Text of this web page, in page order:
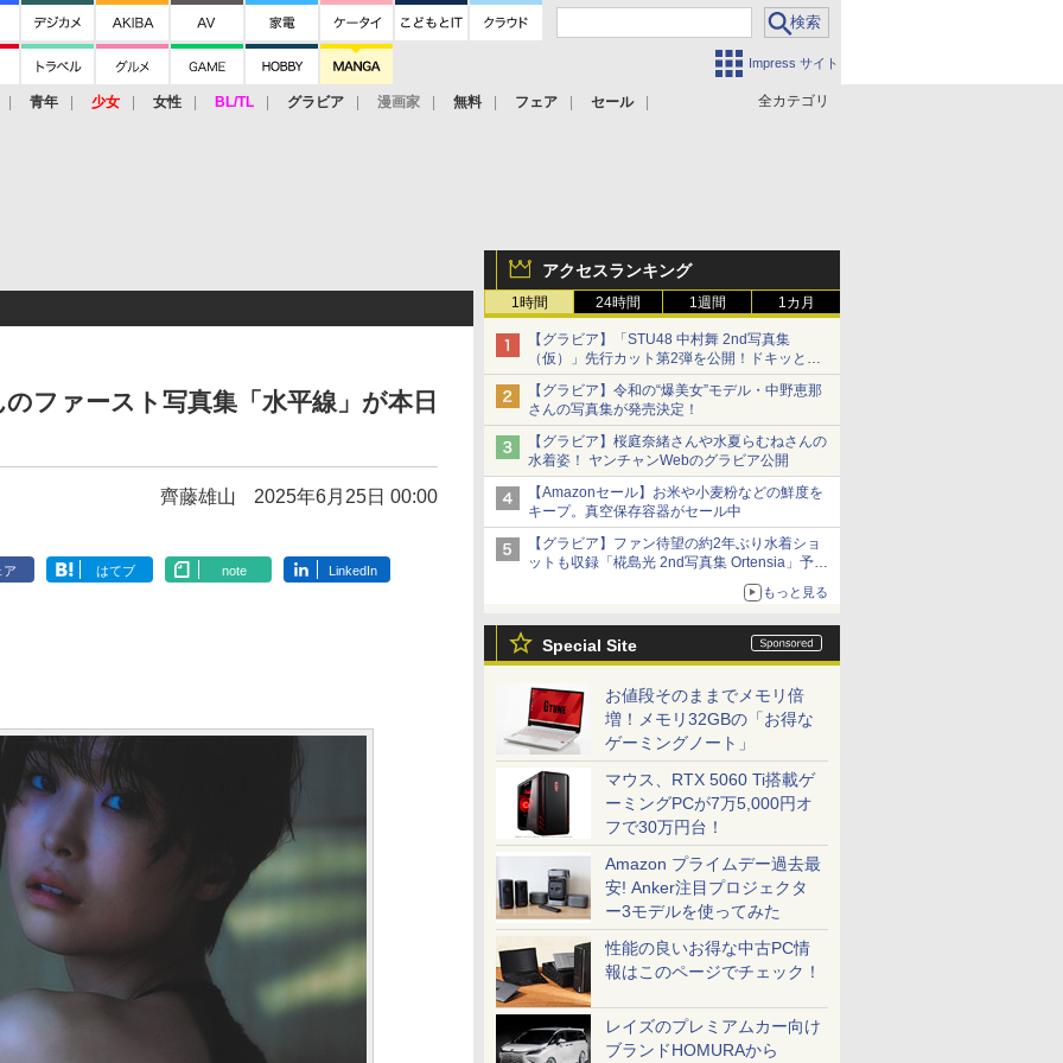
Impress サイト
全カテゴリ
青年 少女 女性 BL/TL グラビア 漫画家 無料 フェア セール
アクセスランキング
1時間 24時間 1週間 1カ月
【グラビア】「STU48 中村舞 2nd写真集
（仮）」先行カット第2弾を公開！ドキッとす
るランジェリーカットなど新たな挑戦
【グラビア】令和の“爆美女”モデル・中野恵那
さんの写真集が発売決定！
【グラビア】桜庭奈緒さんや水夏らむねさんの
水着姿！ ヤンチャンWebのグラビア公開
【Amazonセール】お米や小麦粉などの鮮度を
キープ。真空保存容器がセール中
【グラビア】ファン待望の約2年ぶり水着ショ
ットも収録「椛島光 2nd写真集 Ortensia」予約
もっと見る
Special Site
お値段そのままでメモリ倍
増！メモリ32GBの「お得な
ゲーミングノート」
マウス、RTX 5060 Ti搭載ゲ
ーミングPCが7万5,000円オ
フで30万円台！
Amazon プライムデー過去最
安! Anker注目プロジェクタ
ー3モデルを使ってみた
性能の良いお得な中古PC情
報はこのページでチェック！
レイズのプレミアムカー向け
ブランドHOMURAから
ファースト写真集「水平線」が本日
齊藤雄山 2025年6月25日 00:00
ア はてブ note LinkedIn